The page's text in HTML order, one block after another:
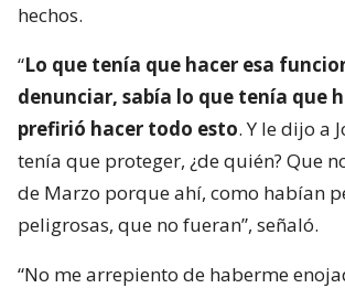
hechos.
“Lo que tenía que hacer esa
denunciar, sabía lo que tenía que
prefirió hacer todo esto. Y le dijo a
tenía que proteger, ¿de quién? Que
de Marzo porque ahí, como habían
peligrosas, que no fueran”, señaló.
“No me arrepiento de haberme